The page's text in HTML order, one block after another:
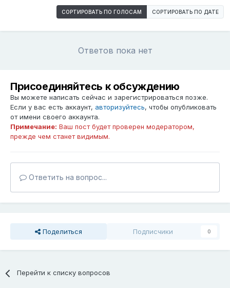
СОРТИРОВАТЬ ПО ГОЛОСАМ СОРТИРОВАТЬ ПО ДАТЕ
Ответов пока нет
Присоединяйтесь к обсуждению
Вы можете написать сейчас и зарегистрироваться позже.
Если у вас есть аккаунт, авторизуйтесь, чтобы опубликовать
от имени своего аккаунта.
Примечание: Ваш пост будет проверен модератором,
прежде чем станет видимым.
Ответить на вопрос...
Поделиться Подписчики 0
Перейти к списку вопросов